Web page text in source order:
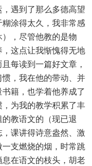
遇到了那么多德高望
涂得太久，我非常感
，尽管他教的是物
这点让我惭愧得无地
每读到一篇好文章，
，我在他的带动、并
籍，也学着他养成了
为我的教学积累了丰
教语文的（现已退
课讲得诗意盎然、激
支燃烧的烟，时常跳
在语文的枝头，胡老